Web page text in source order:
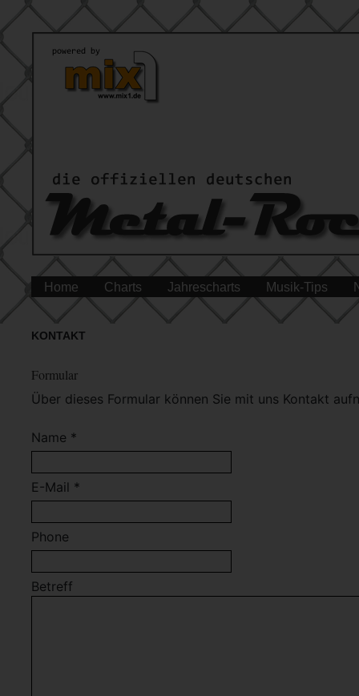
Home Charts Jahrescharts Musik-Tips
KONTAKT
Formular
Über dieses Formular können Sie mit uns Kontakt
Name *
E-Mail *
Phone
Betreff